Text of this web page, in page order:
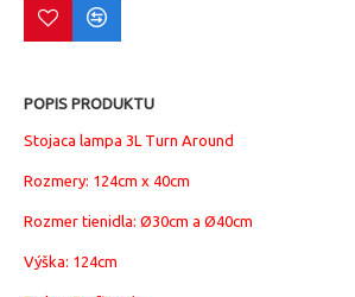
POPIS PRODUKTU
Stojaca lampa 3L Turn Around
Rozmery: 124cm x 40cm
Rozmer tienidla: Ø30cm a Ø40cm
Výška: 124cm